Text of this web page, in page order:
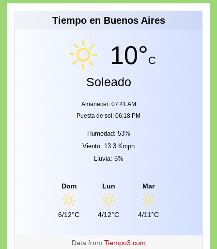
Tiempo en Buenos Aires
10°C
Soleado
Amanecer: 07:41 AM
Puesta de sol: 06:18 PM
Humedad: 53%
Viento: 13.3 Kmph
Lluvia: 5%
Dom
6/12°C
Lun
4/12°C
Mar
4/11°C
Data from Tiempo3.com